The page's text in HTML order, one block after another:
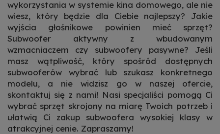
wykorzystania w systemie kina domowego, ale nie
wiesz, który będzie dla Ciebie najlepszy? Jakie
wyjścia głośnikowe powinien mieć sprzęt?
Subwoofer aktywny z wbudowanym
wzmacniaczem czy subwoofery pasywne? Jeśli
masz wątpliwość, który spośród dostępnych
subwooferów wybrać lub szukasz konkretnego
modelu, a nie widzisz go w naszej ofercie,
skontaktuj się z nami! Nasi specjaliści pomogą Ci
wybrać sprzęt skrojony na miarę Twoich potrzeb i
ułatwią Ci zakup subwoofera wysokiej klasy w
atrakcyjnej cenie. Zapraszamy!